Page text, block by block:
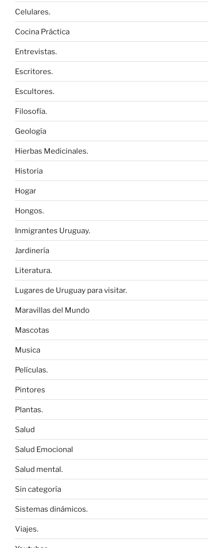
Celulares.
Cocina Práctica
Entrevistas.
Escritores.
Escultores.
Filosofía.
Geología
Hierbas Medicinales.
Historia
Hogar
Hongos.
Inmigrantes Uruguay.
Jardinería
Literatura.
Lugares de Uruguay para visitar.
Maravillas del Mundo
Mascotas
Musica
Películas.
Pintores
Plantas.
Salud
Salud Emocional
Salud mental.
Sin categoría
Sistemas dinámicos.
Viajes.